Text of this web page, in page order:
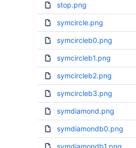
stop.png
symcircle.png
symcircleb0.png
symcircleb1.png
symcircleb2.png
symcircleb3.png
symdiamond.png
symdiamondb0.png
symdiamondb1.png